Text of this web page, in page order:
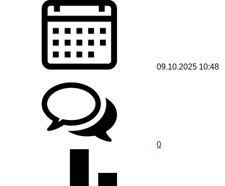
09.10.2025 10:48
0